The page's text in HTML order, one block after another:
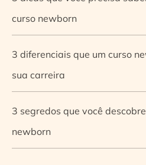
curso newborn
3 diferenciais que um curso
sua carreira
3 segredos que você
newborn